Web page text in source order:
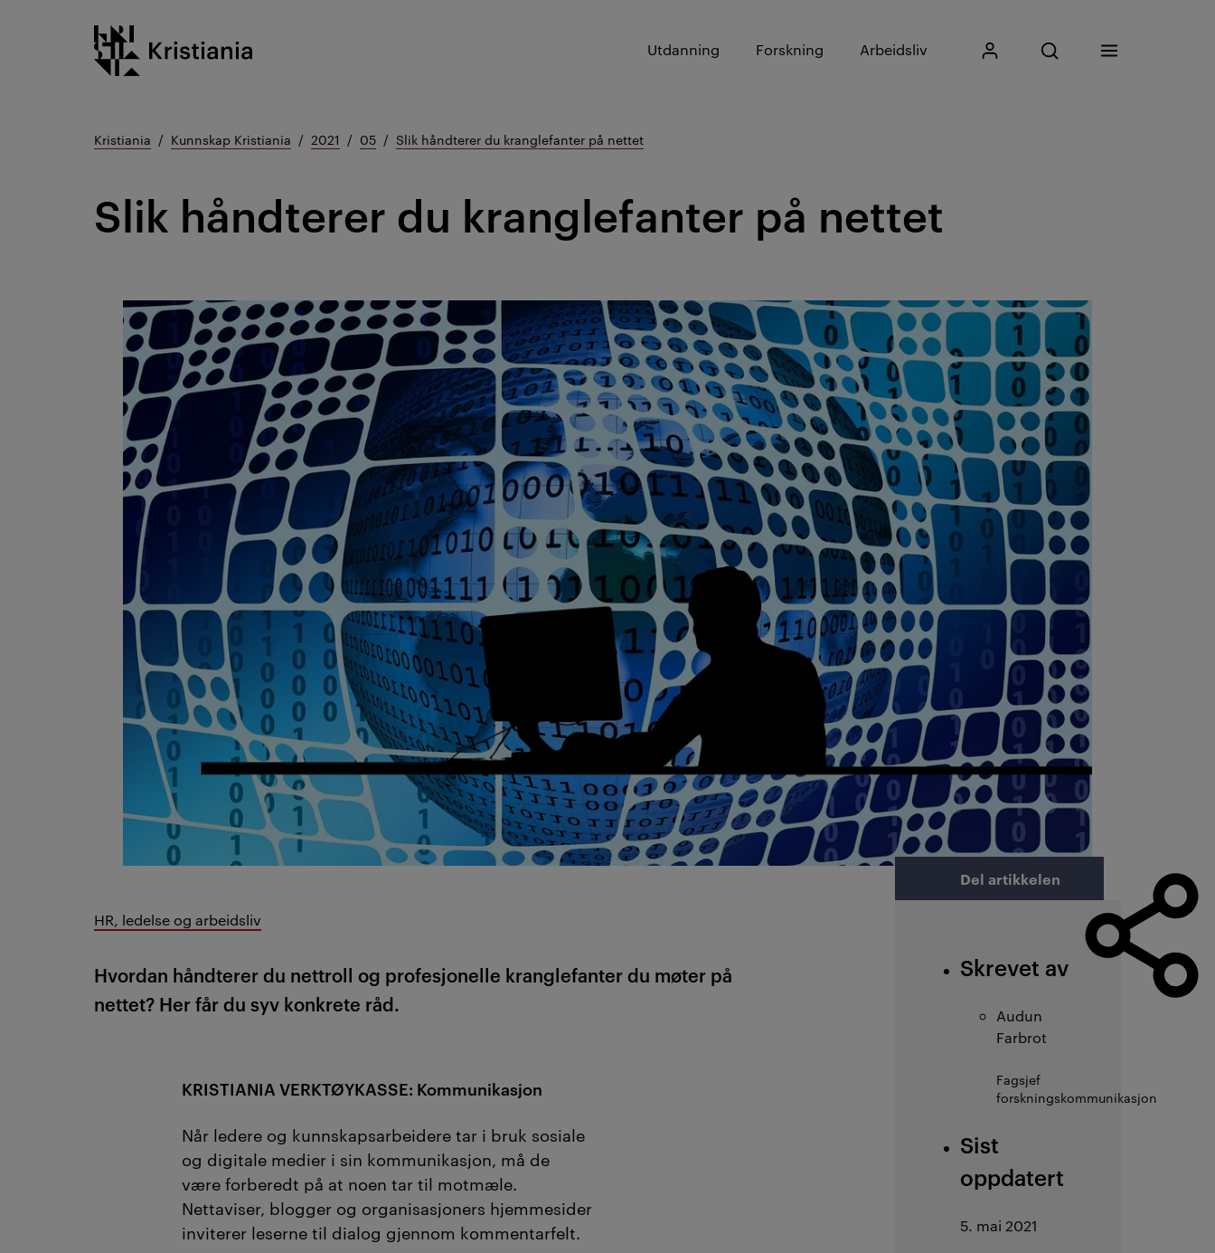
Kristiania logo
Utdanning Forskning Arbeidsliv Mitt KristianiaÅpne søk
Skriv inn søkefrase
Søk
Meny
Kristiania Kunnskap Kristiania 2021 05 Slik håndterer du kranglefanter på nettet
Slik håndterer du kranglefanter på nettet
Del artikkelen
Skrevet av
Audun
Farbrot
Fagsjef
forskningskommunikasjon
Sist
oppdatert
5. mai 2021
HR, ledelse og arbeidsliv
Hvordan håndterer du nettroll og profesjonelle kranglefanter du møter på
nettet? Her får du syv konkrete råd.
KRISTIANIA VERKTØYKASSE: Kommunikasjon
Når ledere og kunnskapsarbeidere tar i bruk sosiale
og digitale medier i sin kommunikasjon, må de
være forberedt på at noen tar til motmæle.
Nettaviser, blogger og organisasjoners hjemmesider
inviterer leserne til dialog gjennom kommentarfelt.